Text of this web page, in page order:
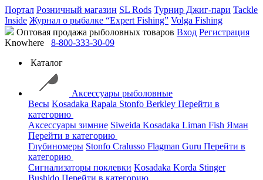
Портал Розничный магазин SL Rods Турнир Джиг-пари Tackle
Inside Журнал о рыбалке “Expert Fishing” Volga Fishing
Оптовая продажа рыболовных товаров Вход Регистрация
Knowhere
8-800-333-30-09
Каталог
Аксессуары рыболовные
Весы Kosadaka Rapala Stonfo Berkley Перейти в
категорию
Аксессуары зимние Siweida Kosadaka Liman Fish Яман
Перейти в категорию
Глубиномеры Stonfo Cralusso Flagman Guru Перейти в
категорию
Сигнализаторы поклевки Kosadaka Korda Stinger
Bushido Перейти в категорию